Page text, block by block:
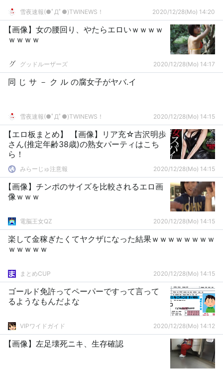
雪夜速報(●ﾟДﾟ●)TWINEWS！ 2020/12/28(Mo) 14:20
【画像】女の腰回り、やたらエロいｗｗｗｗ
ｗｗｗｗ
グッドルーザーズ 2020/12/28(Mo) 14:17
同 じ サ － ク ル の腐女子がヤバ.イ
雪夜速報(●ﾟДﾟ●)TWINEWS！ 2020/12/28(Mo) 14:15
【エロ板まとめ】 【画像】リア充☆吉沢明歩
さん(推定年齢38歳)の熟女パーティはこち
ら！
みらーじゅ注意報 2020/12/28(Mo) 14:15
【画像】チンポのサイズを比較されるエロ画
像ｗｗｗ
電脳王女QZ 2020/12/28(Mo) 14:15
楽して金稼ぎたくてヤクザになった結果ｗｗｗｗｗｗｗｗ
ｗｗｗｗｗ
まとめCUP 2020/12/28(Mo) 14:15
ゴールド免許ってペーパーですって言って
るようなもんだよな
VIPワイドガイド 2020/12/28(Mo) 14:12
【画像】左足壊死ニキ、生存確認